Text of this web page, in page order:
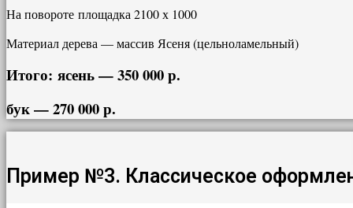
На повороте площадка 2100 х 1000
Материал дерева — массив Ясеня (цельноламельный)
Итого: ясень — 350 000 р.
бук — 270 000 р.
Пример №3. Классическое